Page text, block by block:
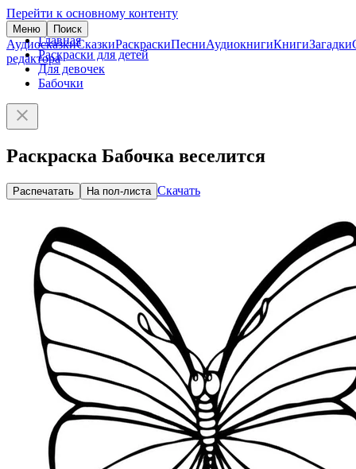
Перейти к основному контенту
Меню Поиск
АудиосказкиСказкиРаскраскиПесниАудиокнигиКнигиЗагадки
редактора
Главная
Раскраски для детей
Для девочек
Бабочки
Раскраска Бабочка веселится
Распечатать На пол-листа Скачать